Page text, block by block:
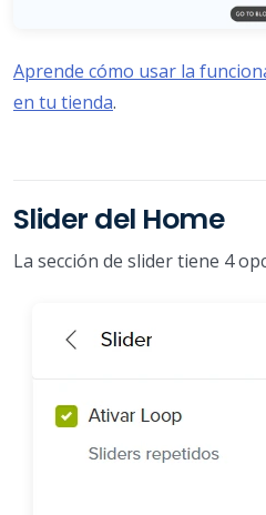
Aprende cómo usar la
en tu tienda.
Slider del Home
La sección de slider tiene 4